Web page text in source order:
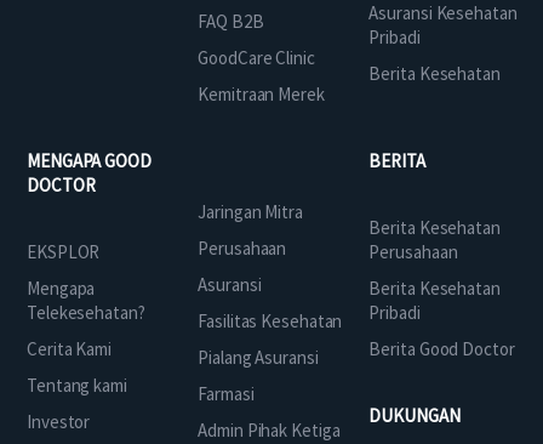
FAQ B2B
GoodCare Clinic
Kemitraan Merek
Asuransi Kesehatan
Pribadi
Berita Kesehatan
MENGAPA GOOD
DOCTOR
EKSPLOR
Mengapa
Telekesehatan?
Cerita Kami
Tentang kami
Investor
Jaringan Mitra
Perusahaan
Asuransi
Fasilitas Kesehatan
Pialang Asuransi
Farmasi
Admin Pihak Ketiga
BERITA
Berita Kesehatan
Perusahaan
Berita Kesehatan
Pribadi
Berita Good Doctor
DUKUNGAN